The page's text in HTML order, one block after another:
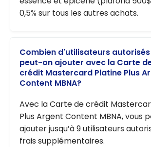
0,5% sur tous les autres achats.
Combien d'utilisateurs autorisés
peut-on ajouter avec la Carte
crédit Mastercard Platine Plus
Content MBNA?
Avec la Carte de crédit
Plus Argent Content MBNA, vous
ajouter jusqu’à 9 utilisateurs
frais supplémentaires.